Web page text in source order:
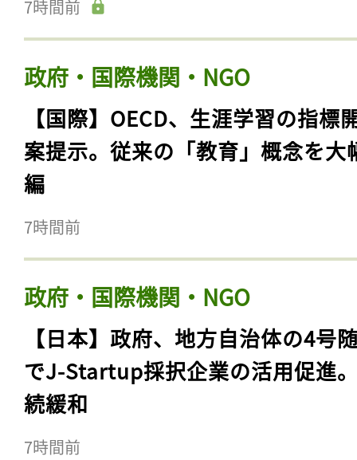
7時間前
政府・国際機関・NGO
【国際】OECD、生涯学習の指標
案提示。従来の「教育」概念を大
編
7時間前
政府・国際機関・NGO
【日本】政府、地方自治体の4号
でJ-Startup採択企業の活用促進
続緩和
7時間前